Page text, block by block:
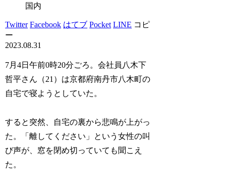
国内
Twitter Facebook はてブ Pocket LINE コピ
ー
2023.08.31
7月4日午前0時20分ごろ。会社員八木下
哲平さん（21）は京都府南丹市八木町の
自宅で寝ようとしていた。
すると突然、自宅の裏から悲鳴が上がっ
た。「離してください」という女性の叫
び声が、窓を閉め切っていても聞こえ
た。